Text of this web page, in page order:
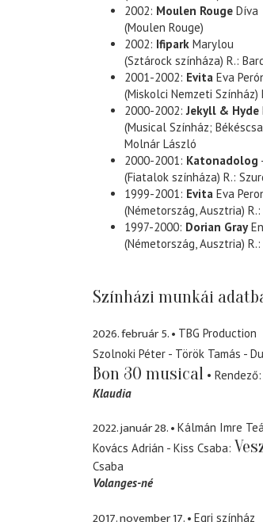
2002: Moulen Rouge Díva
(Moulen Rouge)
2002: Ifipark Marylou
(Sztárock színháza) R.:
2001-2002: Evita Eva
(Miskolci Nemzeti Színház)
2000-2002:Jekyll & Hyde
(Musical Színház;
Molnár László
2000-2001: Katonadolog
(Fiatalok színháza) R.:
1999-2001: Evita Eva
(Németország, Ausztria)
1997-2000: Dorian Gray
(Németország, Ausztria)
Színházi munkái
2026. február 5.
TBG Production
Szolnoki Péter - Török Tamás -
Bon 30 musical
Rendező
Klaudia
2022. január 28.
Kálmán Imre
Kovács Adrián - Kiss Csaba
Csaba
Volanges-né
Egri színház